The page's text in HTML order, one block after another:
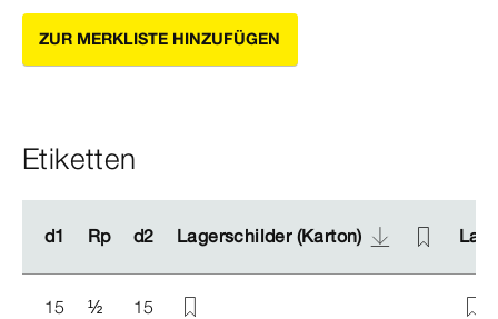
ZUR MERKLISTE HINZUFÜGEN
Etiketten
d1 Rp d2 Lagerschilder (Karton)
d1 Rp d2 Lagerschilder (Karton)
15 ½ 15